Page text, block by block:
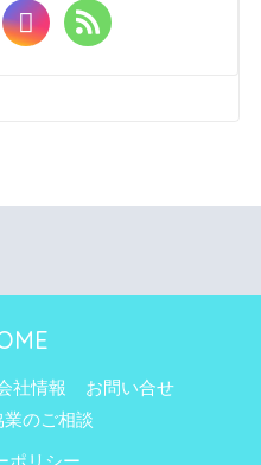
社情報
お問い合せ
業のご相談
ポリシー